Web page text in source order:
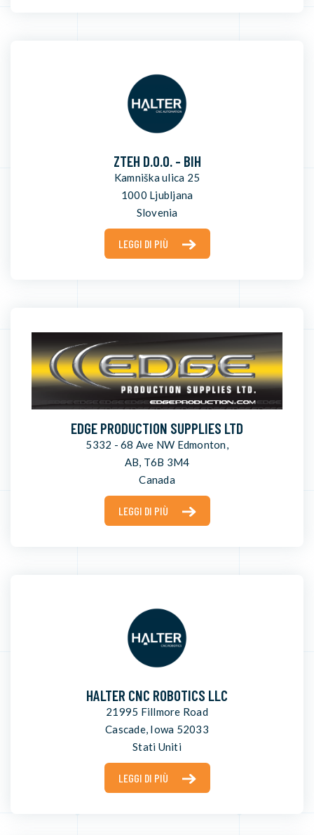
ZTEH D.O.O. - BIH
Kamniška ulica 25
1000 Ljubljana
Slovenia
LEGGI DI PIÙ
EDGE PRODUCTION SUPPLIES LTD
5332 - 68 Ave NW Edmonton,
AB, T6B 3M4
Canada
LEGGI DI PIÙ
HALTER CNC ROBOTICS LLC
21995 Fillmore Road
Cascade, Iowa 52033
Stati Uniti
LEGGI DI PIÙ